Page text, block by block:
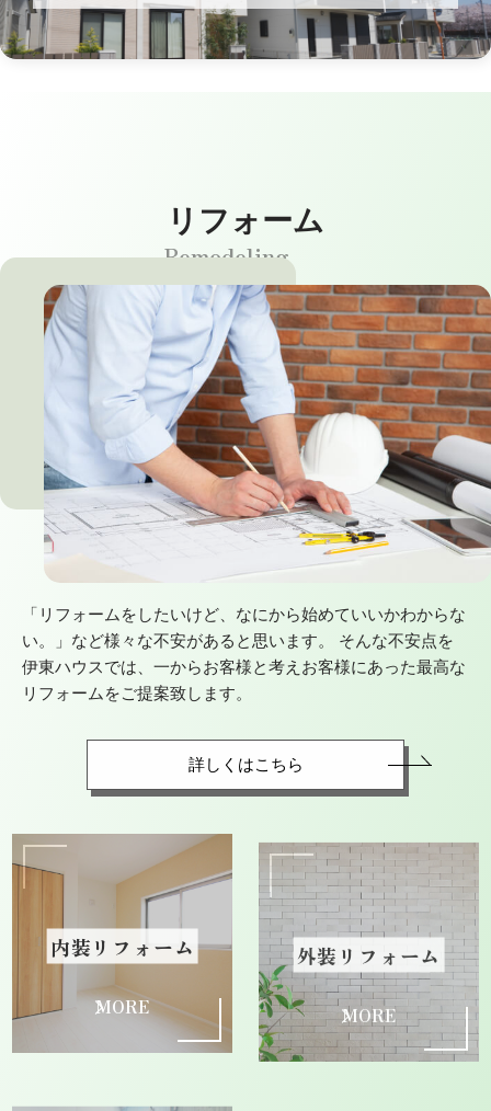
管理物件
リフォーム
「リフォームをしたいけど、なにから始めていいかわからな
い。」など様々な不安があると思います。 そんな不安点を
伊東ハウスでは、一からお客様と考えお客様にあった最高な
詳しくはこちら
内装リフォーム 外装リフォーム
MORE